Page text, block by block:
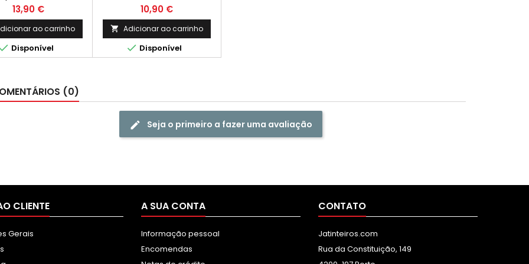
2.800k
Preço
13,90 €
ao carrinho
 Disponível
Preto Rendimento
Médio: 6,000 Páginas*
Preço
10,90 €
 Adicionar ao carrinho
 Disponível
(0)
Seja o primeiro a fazer uma avaliação
CLIENTE
Gerais
A SUA CONTA
Informação pessoal
Encomendas
CONTATO
Jatinteiros.com
Rua da Constituição, 149